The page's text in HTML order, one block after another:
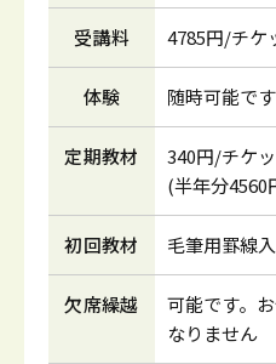
受講料 4785円/チケ
体験 随時可能で
定期教材
340円/チケ
(半年分4560
初回教材 毛筆用罫線
欠席繰越
可能です。
なりません